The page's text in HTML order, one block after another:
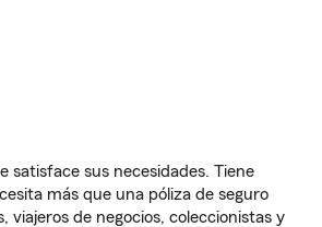
satisface sus necesidades. Tiene
más que una póliza de seguro
de negocios, coleccionistas y